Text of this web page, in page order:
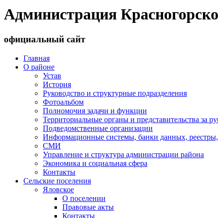
Администрация
официальный сайт
Главная
О районе
Устав
История
Руководство и структурные подразделения
Фотоальбом
Полномочия задачи и функции
Территориальные органы и представительства за
Подведомственные организации
Информационные системы, банки данных,
СМИ
Управление и структура администрации района
Экономика и социальная сфера
Контакты
Сельские поселения
Яловское
О поселении
Правовые акты
Контакты